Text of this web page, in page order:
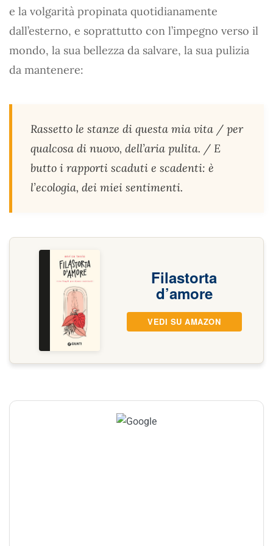
e la volgarità propinata quotidianamente
dall’esterno, e soprattutto con l’impegno verso il
mondo, la sua bellezza da salvare, la sua pulizia
da mantenere:
Rassetto le stanze di questa mia vita / per
qualcosa di nuovo, dell’aria pulita. / E
butto i rapporti scaduti e scadenti: è
l’ecologia, dei miei sentimenti.
Filastorta
d’amore
VEDI SU AMAZON